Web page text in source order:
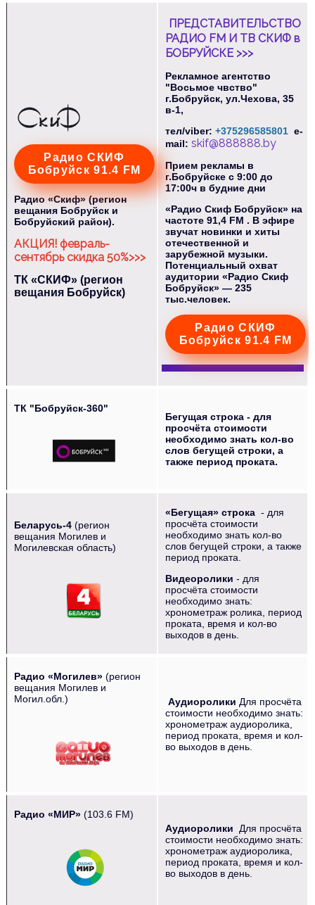
Радио СКИФ
Бобруйск 91.4 FM
Радио «Скиф» (регион
вещания Бобруйск и
Бобруйский район).
АКЦИЯ! февраль-
сентябрь скидка 50%>>>
ТК «СКИФ» (регион
вещания Бобруйск)
ПРЕДСТАВИТЕЛЬСТВО
РАДИО FM И ТВ СКИФ в
БОБРУЙСКЕ >>>
Рекламное агентство
"Восьмое чвство"
г.Бобруйск, ул.Чехова, 35
в-1,
тел/viber: +375296585801e-
mail: skif@888888.by
Прием рекламы в
г.Бобруйске с 9:00 до
17:00ч в будние дни
«Радио Скиф Бобруйск» на
частоте 91,4 FM . В эфире
звучат новинки и хиты
отечественной и
зарубежной музыки.
Потенциальный охват
аудитории «Радио Скиф
Бобруйск» — 235
тыс.человек.
Радио СКИФ
Бобруйск 91.4 FM
ТК "Бобруйск-360"
Бегущая строка - для
просчёта стоимости
необходимо знать кол-во
слов бегущей строки, а
также период проката.
Беларусь-4(регион
вещания Могилев и
Могилевская область)
«Бегущая» строка- для
просчёта стоимости
необходимо знать кол-во
слов бегущей строки, а также
период проката.
Видеоролики - для
просчёта стоимости
необходимо знать:
хронометраж ролика, период
проката, время и кол-во
выходов в день.
Радио «Могилев»(регион
вещания Могилев и
Могил.обл.)
Аудиоролики Для просчёта
стоимости необходимо знать:
хронометраж аудиоролика,
период проката, время и кол-
во выходов в день.
Радио «МИР»(103.6 FM)
Аудиоролики Для просчёта
стоимости необходимо знать:
хронометраж аудиоролика,
период проката, время и кол-
во выходов в день.